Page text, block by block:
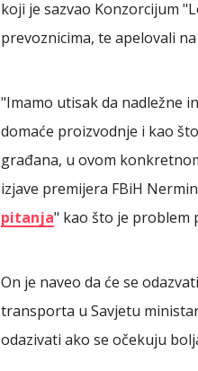
koji je sazvao Konzorcijum
prevoznicima, te apelovali
"Imamo utisak da nadležne
domaće proizvodnje i kao
građana, u ovom
izjave premijera FBiH
pitanja" kao što je problem
On je naveo da će se
transporta u Savjetu
odazivati ako se očekuju